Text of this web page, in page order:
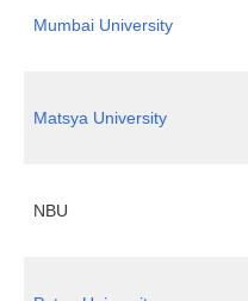
Mumbai University
Matsya University
NBU